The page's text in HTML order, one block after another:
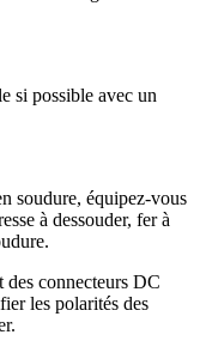
si possible avec un
soudure, équipez-vous
à dessouder, fer à
des connecteurs DC
les polarités des